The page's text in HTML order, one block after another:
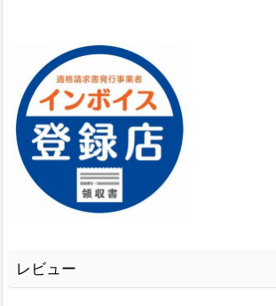
レビュー